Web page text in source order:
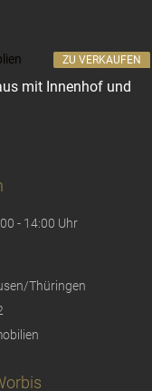
mit Innenhof und
ZU VERKAUFEN
- 14:00 Uhr
Thüringen